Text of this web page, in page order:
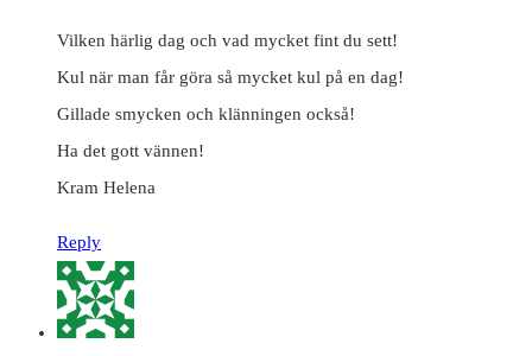
Vilken härlig dag och vad mycket fint du sett!
Kul när man får göra så mycket kul på en dag!
Gillade smycken och klänningen också!
Ha det gott vännen!
Kram Helena
Reply